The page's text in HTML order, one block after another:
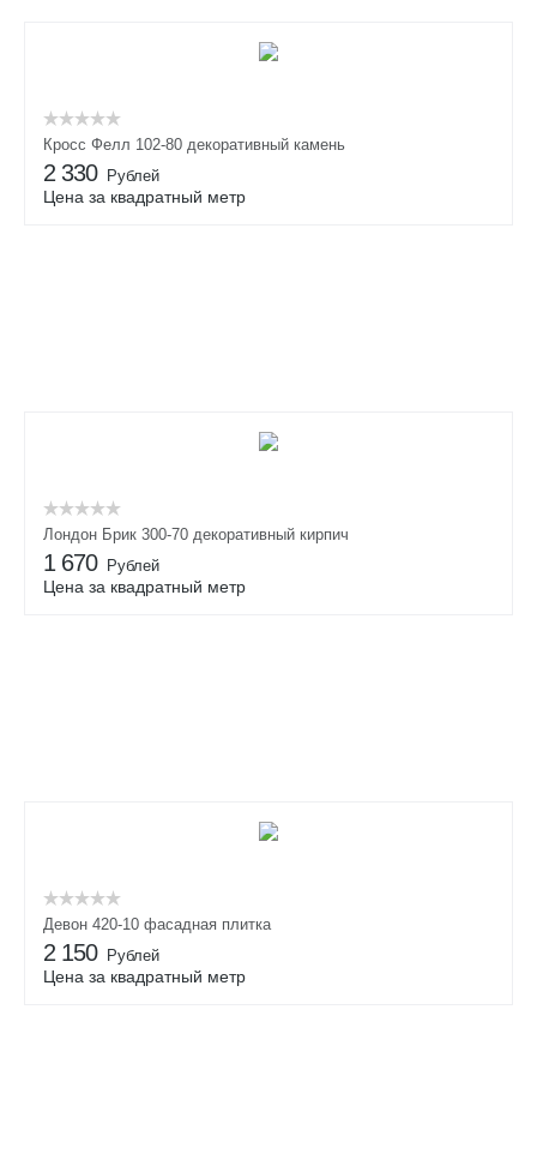
Кросс Фелл 102-80 декоративный камень
2 330 Рублей
Цена за квадратный метр
Лондон Брик 300-70 декоративный кирпич
1 670 Рублей
Цена за квадратный метр
Девон 420-10 фасадная плитка
2 150 Рублей
Цена за квадратный метр